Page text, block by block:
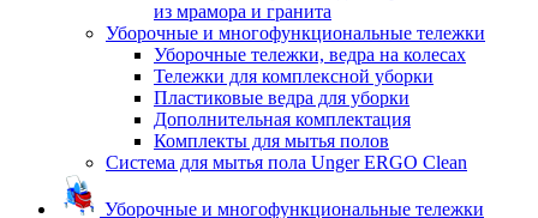
из мрамора и гранита
Уборочные и многофункциональные тележки
Уборочные тележки, ведра на колесах
Тележки для комплексной уборки
Пластиковые ведра для уборки
Дополнительная комплектация
Комплекты для мытья полов
Система для мытья пола Unger ERGO Clean
Уборочные и многофункциональные тележки